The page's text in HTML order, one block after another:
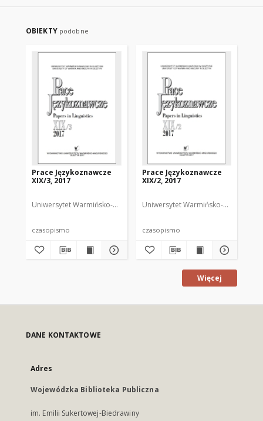
OBIEKTY podobne
Prace Językoznawcze
XIX/3, 2017
Uniwersytet Warmińsko-Mazurski Biolik, Maria. Redaktor
czasopismo
Prace Językoznawcze
XIX/2, 2017
Uniwersytet Warmińsko-Mazurski
czasopismo
Więcej
DANE KONTAKTOWE
Adres
Wojewódzka Biblioteka Publiczna
im. Emilii Sukertowej-Biedrawiny